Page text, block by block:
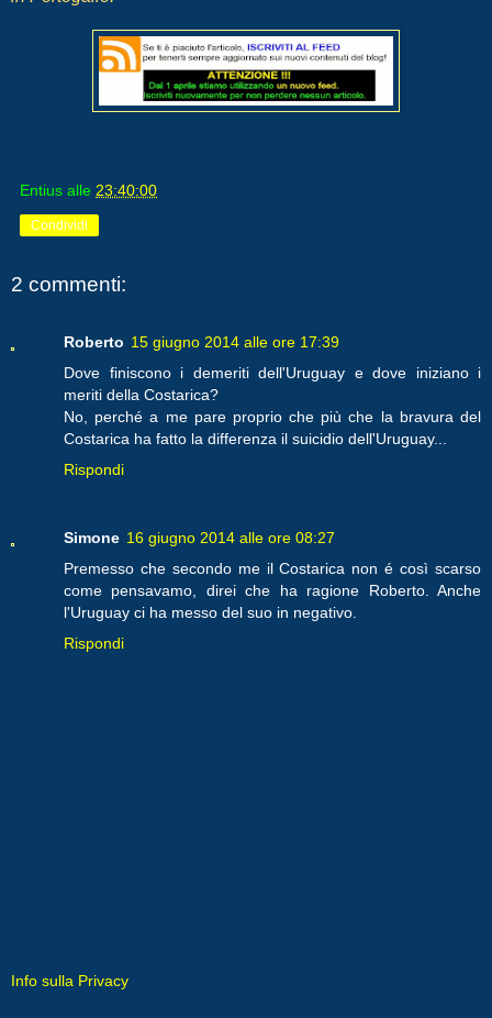
Entius alle 23:40:00
Condividi
2 commenti:
Roberto 15 giugno 2014 alle ore 17:39
Dove finiscono i demeriti dell'Uruguay e dove iniziano i
meriti della Costarica?
No, perché a me pare proprio che più che la bravura del
Costarica ha fatto la differenza il suicidio dell'Uruguay...
Rispondi
Simone 16 giugno 2014 alle ore 08:27
Premesso che secondo me il Costarica non é così scarso
come pensavamo, direi che ha ragione Roberto. Anche
l'Uruguay ci ha messo del suo in negativo.
Rispondi
Info sulla Privacy